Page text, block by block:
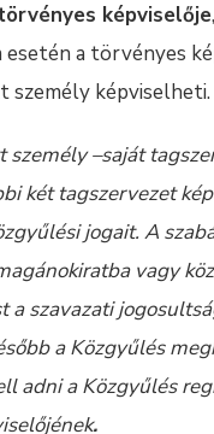
képviselője
esetén a törvényes
személy képviselheti.
személy –saját
két tagszervezet
jogait. A
vagy
a szavazati
a Közgyűlés
adni a Közgyűlés
.